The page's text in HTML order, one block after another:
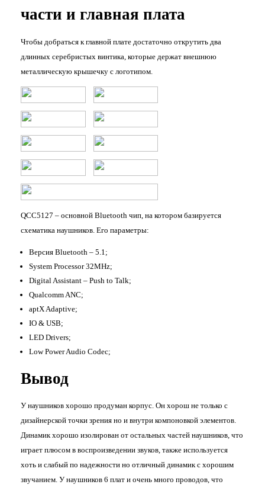
части и главная плата
Чтобы добраться к главной плате достаточно открутить два
длинных серебристых винтика, которые держат внешнюю
металлическую крышечку с логотипом.
QCC5127 – основной Bluetooth чип, на котором базируется
схематика наушников. Его параметры:
Версия Bluetooth – 5.1;
System Processor 32MHz;
Digital Assistant – Push to Talk;
Qualcomm ANC;
aptX Adaptive;
IO & USB;
LED Drivers;
Low Power Audio Codec;
Вывод
У наушников хорошо продуман корпус. Он хорош не только с
дизайнерской точки зрения но и внутри компоновкой элементов.
Динамик хорошо изолирован от остальных частей наушников, что
играет плюсом в воспроизведении звуков, также используется
хоть и слабый по надежности но отличный динамик с хорошим
звучанием. У наушников 6 плат и очень много проводов, что